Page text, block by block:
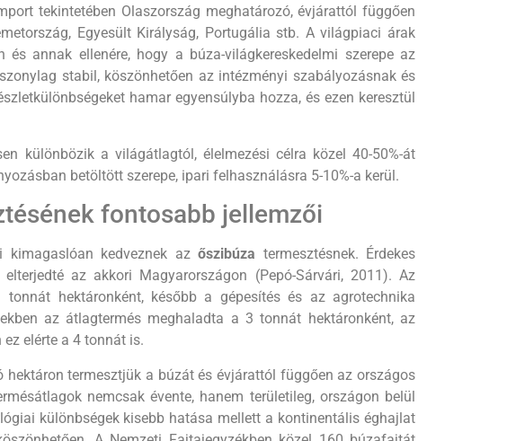
tekintetében Olaszország meghatározó, évjárattól függően
Egyesült Királyság, Portugália stb. A világpiaci árak
annak elle­nére, hogy a búza-világkereskedelmi szerepe az
stabil, köszönhetően az intézményi szabályozásnak és
hamar egyensúlyba hozza, és ezen keresztül
különbözik a világátlagtól, élelmezési célra közel 40-50%-át
betöltött szerepe, ipari felhasználásra 5-10%-a kerül.
fontosabb jellemzői
kimagaslóan kedveznek az őszibúza termesztésnek. Érdekes
az akkori Magyarországon (Pepó-Sárvári, 2011). Az
hektáronként, később a gépesítés és az agrotechnika
az átlagtermés meghaladta a 3 tonnát hektáronként, az
ez elérte a 4 tonnát is.
termesztjük a búzát és évjárattól függően az országos
nemcsak évente, hanem területileg, országon belül
különbségek kisebb hatása mellett a kontinentális éghajlat